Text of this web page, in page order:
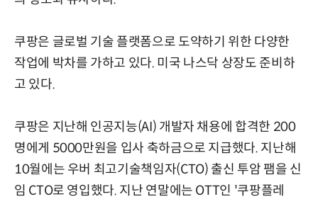
쿠팡은 글로벌 기술 플랫폼으로 도약하기 위한 다양한
작업에 박차를 가하고 있다. 미국 나스닥 상장도 준비하
고 있다.
쿠팡은 지난해 인공지능(AI) 개발자 채용에 합격한 200
명에게 5000만원을 입사 축하금으로 지급했다. 지난해
10월에는 우버 최고기술책임자(CTO) 출신 투암 팸을 신
임 CTO로 영입했다. 지난 연말에는 OTT인 '쿠팡플레